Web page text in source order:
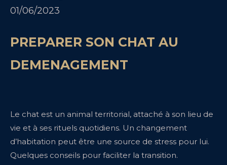
01/06/2023
PREPARER SON CHAT AU
DEMENAGEMENT
Le chat est un animal territorial, attaché à son lieu de
vie et à ses rituels quotidiens. Un changement
d’habitation peut être une source de stress pour lui.
Quelques conseils pour faciliter la transition.